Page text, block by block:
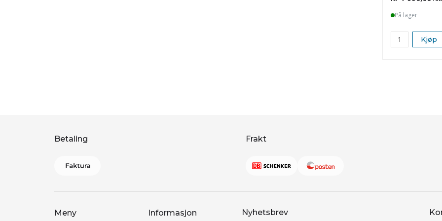
På lager
Kjøp
Betaling Frakt
Meny Informasjon Nyhetsbrev